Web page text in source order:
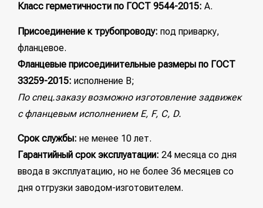
Класс герметичности по ГОСТ 9544-2015: А.
Присоединение к трубопроводу: под приварку,
фланцевое.
Фланцевые присоединительные размеры по ГОСТ
33259-2015: исполнение B;
По спец.заказу возможно изготовление задвижек
с фланцевым исполнением Е, F, C, D.
Срок службы: не менее 10 лет.
Гарантийный срок эксплуатации: 24 месяца со дня
ввода в эксплуатацию, но не более 36 месяцев со
дня отгрузки заводом-изготовителем.